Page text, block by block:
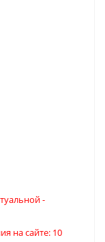
-
на сайте: 10